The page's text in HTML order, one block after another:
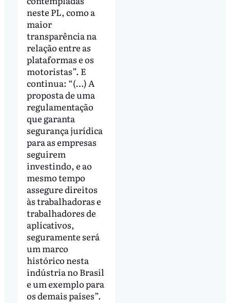
neste PL, como a
maior
transparência na
relação entre as
plataformas e os
motoristas”. E
continua: “(…) A
proposta de uma
regulamentação
que garanta
segurança jurídica
para as empresas
seguirem
investindo, e ao
mesmo tempo
assegure direitos
às trabalhadoras e
trabalhadores de
aplicativos,
seguramente será
um marco
histórico nesta
indústria no Brasil
e um exemplo para
os demais países”.